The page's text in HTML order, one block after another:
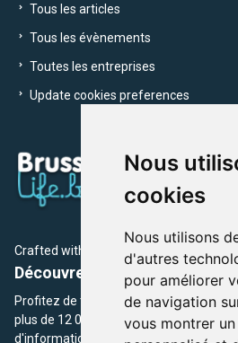
Nous
cookies
Nous utilisons
d'autres
pour améliorer
de navigation
vous montrer
Tous les articles
Tous les évènements
Toutes les entreprises
Update cookies preferences
Crafted with by Brusselslife Team
Découvrez plus de 12 000
Profitez de toutes les sections de
plus de 12 000 adresses et un grand
d'informations et de conseils et